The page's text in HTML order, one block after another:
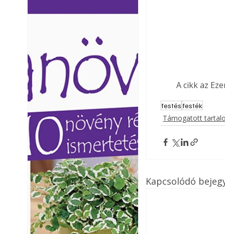
A cikk az
festésfesték
Támogatott
Kapcsolódó